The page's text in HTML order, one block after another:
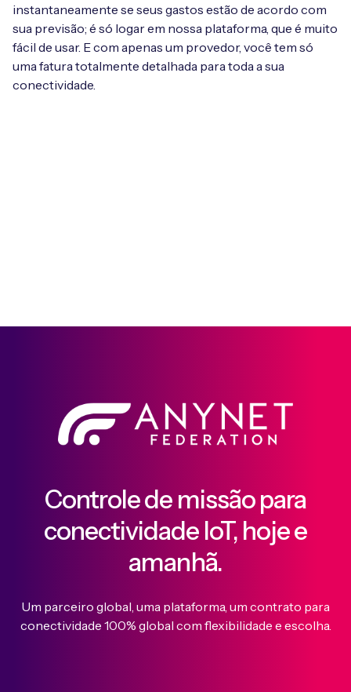
instantaneamente se seus gastos estão de acordo com
sua previsão; é só logar em nossa plataforma, que é muito
fácil de usar. E com apenas um provedor, você tem só
uma fatura totalmente detalhada para toda a sua
conectividade.
Controle de missão para
conectividade IoT, hoje e
amanhã.
Um parceiro global, uma plataforma, um contrato para
conectividade 100% global com flexibilidade e escolha.